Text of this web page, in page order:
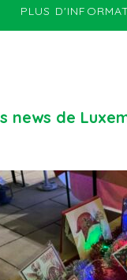
PLUS
news de